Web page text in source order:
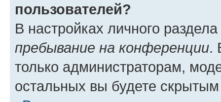
пользователей?
В настройках личного
пребывание на конференции.
только администраторам,
остальных вы будете